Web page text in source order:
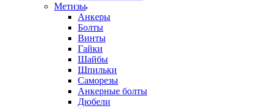
Метизы
Анкеры
Болты
Винты
Гайки
Шайбы
Шпильки
Саморезы
Анкерные болты
Дюбели